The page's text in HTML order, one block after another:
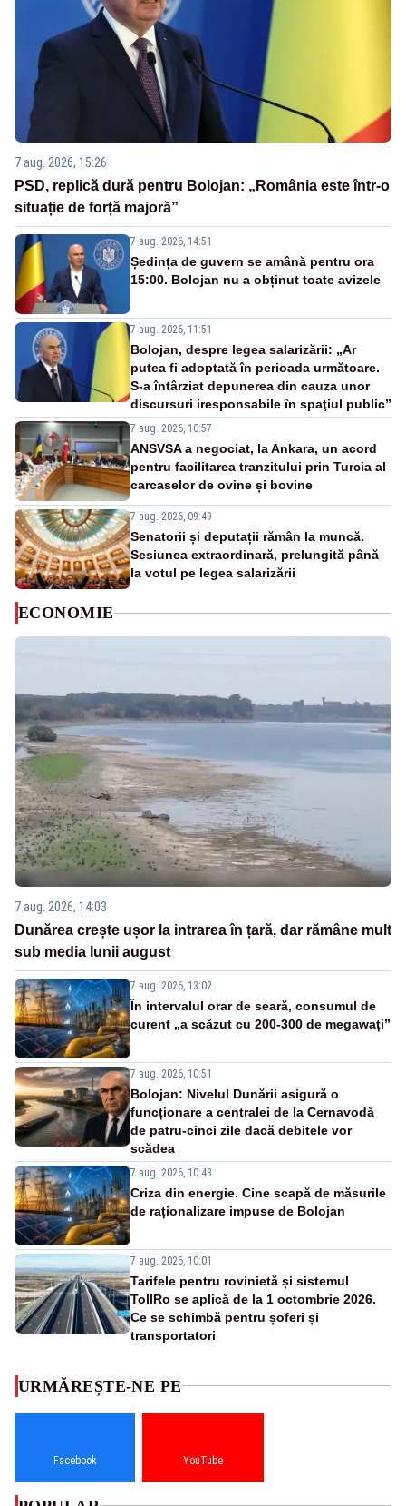
7 aug. 2026, 15:26
PSD, replică dură pentru Bolojan: „România este într-o
situație de forță majoră”
7 aug. 2026, 14:51
Ședința de guvern se amână pentru ora
15:00. Bolojan nu a obținut toate avizele
7 aug. 2026, 11:51
Bolojan, despre legea salarizării: „Ar
putea fi adoptată în perioada următoare.
S-a întârziat depunerea din cauza unor
discursuri iresponsabile în spaţiul public”
7 aug. 2026, 10:57
ANSVSA a negociat, la Ankara, un acord
pentru facilitarea tranzitului prin Turcia al
carcaselor de ovine și bovine
7 aug. 2026, 09:49
Senatorii și deputații rămân la muncă.
Sesiunea extraordinară, prelungită până
la votul pe legea salarizării
ECONOMIE
7 aug. 2026, 14:03
Dunărea crește ușor la intrarea în țară, dar rămâne mult
sub media lunii august
7 aug. 2026, 13:02
În intervalul orar de seară, consumul de
curent „a scăzut cu 200-300 de megawați”
7 aug. 2026, 10:51
Bolojan: Nivelul Dunării asigură o
funcționare a centralei de la Cernavodă
de patru-cinci zile dacă debitele vor
scădea
7 aug. 2026, 10:43
Criza din energie. Cine scapă de măsurile
de raționalizare impuse de Bolojan
7 aug. 2026, 10:01
Tarifele pentru rovinietă și sistemul
TollRo se aplică de la 1 octombrie 2026.
Ce se schimbă pentru șoferi și
transportatori
URMĂREȘTE-NE PE
Facebook YouTube